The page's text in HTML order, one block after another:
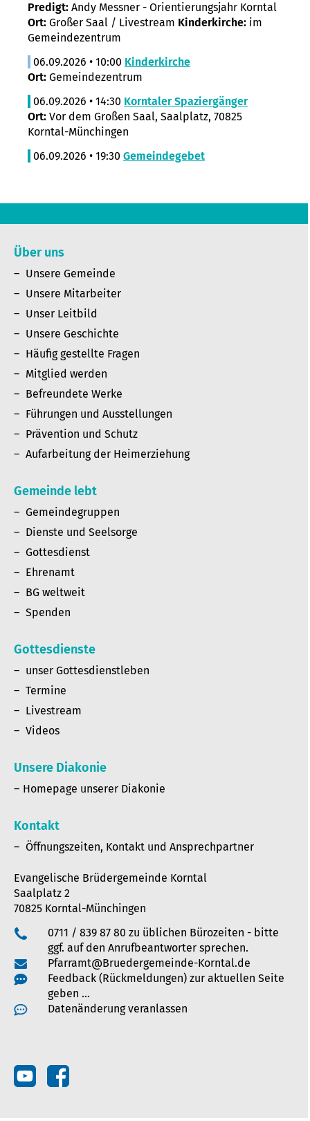
Predigt: Andy Messner - Orientierungsjahr Korntal
Ort: Großer Saal / Livestream Kinderkirche: im
Gemeindezentrum
06.09.2026 • 10:00 Kinderkirche
Ort: Gemeindezentrum
06.09.2026 • 14:30 Korntaler Spaziergänger
Ort: Vor dem Großen Saal, Saalplatz, 70825
Korntal-Münchingen
06.09.2026 • 19:30 Gemeindegebet
Über uns
Unsere Gemeinde
Unsere Mitarbeiter
Unser Leitbild
Unsere Geschichte
Häufig gestellte Fragen
Mitglied werden
Befreundete Werke
Führungen und Ausstellungen
Prävention und Schutz
Aufarbeitung der Heimerziehung
Gemeinde lebt
Gemeindegruppen
Dienste und Seelsorge
Gottesdienst
Ehrenamt
BG weltweit
Spenden
Gottesdienste
unser Gottesdienstleben
Termine
Livestream
Videos
Unsere Diakonie
Homepage unserer Diakonie
Kontakt
Öffnungszeiten, Kontakt und Ansprechpartner
Evangelische Brüdergemeinde Korntal
Saalplatz 2
70825 Korntal-Münchingen
0711 / 839 87 80 zu üblichen Bürozeiten - bitte
ggf. auf den Anrufbeantworter sprechen.
Pfarramt@Bruedergemeinde-Korntal.de
Feedback (Rückmeldungen) zur aktuellen Seite
geben …
Datenänderung veranlassen